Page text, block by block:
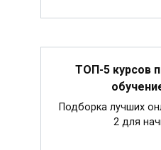
ТОП-5 курсов
Подборка лучших
2 для